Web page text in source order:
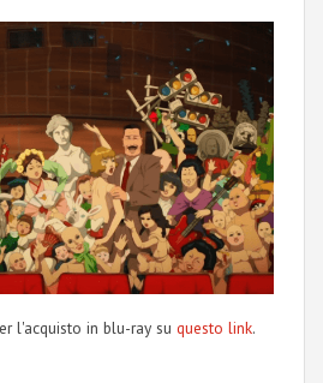
l'acquisto in blu-ray su questo link.